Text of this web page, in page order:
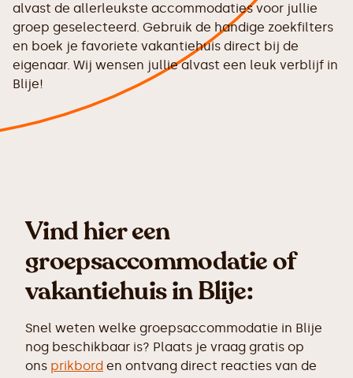
alvast de allerleukste accommodaties voor jullie
groep geselecteerd. Gebruik de handige zoekfilters
en boek je favoriete vakantiehuis direct bij de
eigenaar. Wij wensen jullie alvast een leuk verblijf in
Blije!
Vind hier een
groepsaccommodatie of
vakantiehuis in Blije:
Snel weten welke groepsaccommodatie in Blije
nog beschikbaar is? Plaats je vraag gratis op
ons prikbord en ontvang direct reacties van de